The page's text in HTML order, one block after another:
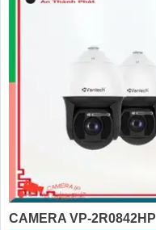
CAMERA VP-2R0842HP